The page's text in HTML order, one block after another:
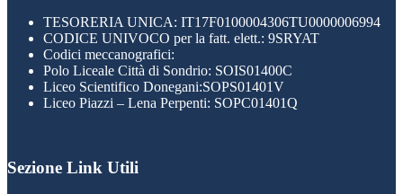
TESORERIA UNICA: IT17F0100004306TU0000006994
CODICE UNIVOCO per la fatt. elett.: 9SRYAT
Codici meccanografici:
Polo Liceale Città di Sondrio: SOIS01400C
Liceo Scientifico Donegani:SOPS01401V
Liceo Piazzi – Lena Perpenti: SOPC01401Q
Sezione Link Utili